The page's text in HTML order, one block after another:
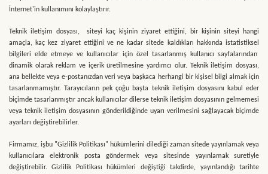
İnternet'in kullanımını kolaylaştırır.
Teknik iletişim dosyası, siteyi kaç kişinin ziyaret ettiğini, bir kişinin siteyi hangi
amaçla, kaç kez ziyaret ettiğini ve ne kadar sitede kaldıkları hakkında istatistiksel
bilgileri elde etmeye ve kullanıcılar için özel tasarlanmış kullanıcı sayfalarından
dinamik olarak reklam ve içerik üretilmesine yardımcı olur. Teknik iletişim dosyası,
ana bellekte veya e-postanızdan veri veya başkaca herhangi bir kişisel bilgi almak için
tasarlanmamıştır. Tarayıcıların pek çoğu başta teknik iletişim dosyasını kabul eder
biçimde tasarlanmıştır ancak kullanıcılar dilerse teknik iletişim dosyasının gelmemesi
veya teknik iletişim dosyasının gönderildiğinde uyarı verilmesini sağlayacak biçimde
ayarları değiştirebilirler.
Firmamız, işbu "Gizlilik Politikası" hükümlerini dilediği zaman sitede yayınlamak veya
kullanıcılara elektronik posta göndermek veya sitesinde yayınlamak suretiyle
değiştirebilir. Gizlilik Politikası hükümleri değiştiği takdirde, yayınlandığı tarihte